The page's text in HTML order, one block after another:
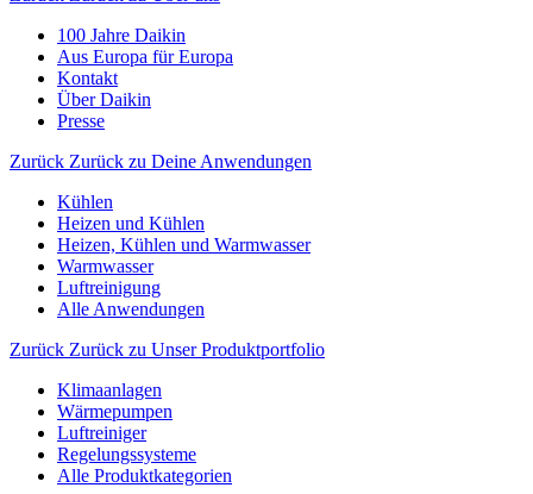
100 Jahre Daikin
Aus Europa für Europa
Kontakt
Über Daikin
Presse
Zurück Zurück zu Deine Anwendungen
Kühlen
Heizen und Kühlen
Heizen, Kühlen und Warmwasser
Warmwasser
Luftreinigung
Alle Anwendungen
Zurück Zurück zu Unser Produktportfolio
Klimaanlagen
Wärmepumpen
Luftreiniger
Regelungssysteme
Alle Produktkategorien